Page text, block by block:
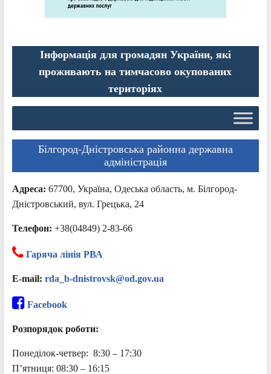
Інформація для громадян України, які
проживають на тимчасово окупованих
територіях
Білгород-Дністровська районна державна
адміністрація
Адреса: 67700, Україна, Одеська область, м. Білгород-
Дністровський, вул. Грецька, 24
Телефон: +38(04849) 2-83-66
Гаряча лінія РВА
E-mail: rda_b-dnistrovsk@od.gov.ua
Facebook
Розпорядок роботи:
Понеділок-четвер: 8:30 – 17:30
П’ятниця: 08:30 – 16:15